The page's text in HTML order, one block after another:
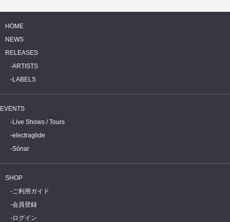
HOME
NEWS
RELEASES
ARTISTS
LABELS
EVENTS
Live Shows / Tours
electraglide
Sónar
SHOP
ご利用ガイド
会員登録
ログイン